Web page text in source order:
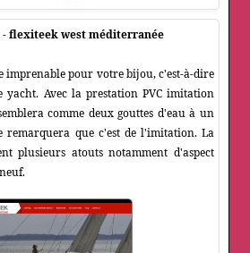
flexiteek west méditerranée
imprenable pour votre bijou, c'est-à-dire
Avec la prestation PVC imitation
comme deux gouttes d'eau à un
remarquera que c'est de l'imitation. La
plusieurs atouts notamment d'aspect